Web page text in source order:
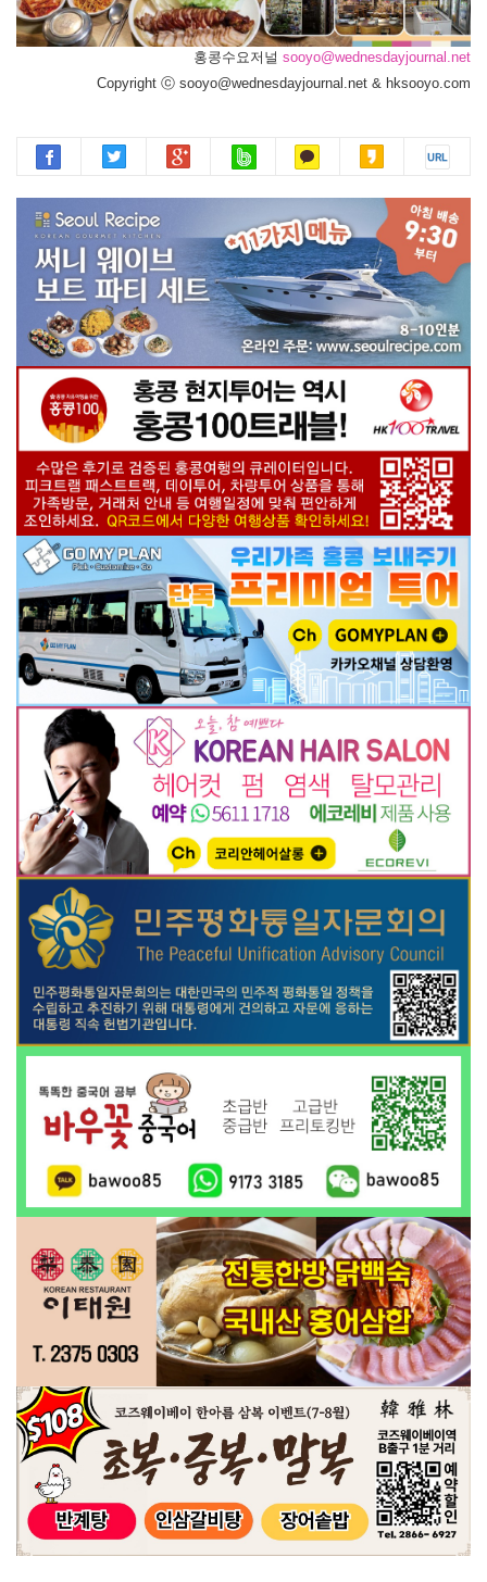
홍콩수요저널 sooyo@wednesdayjournal.net
Copyright ⓒ sooyo@wednesdayjournal.net & hksooyo.com